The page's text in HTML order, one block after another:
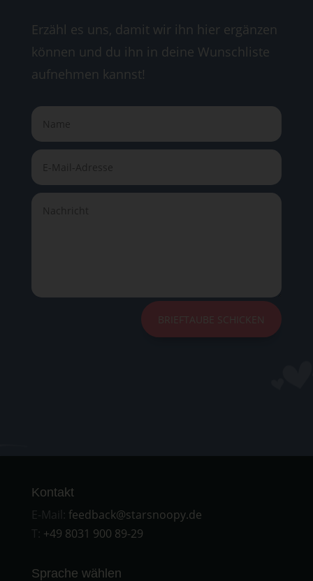
Erzähl es uns, damit wir ihn hier ergänzen
können und du ihn in deine Wunschliste
aufnehmen kannst!
BRIEFTAUBE SCHICKEN
Kontakt
E-Mail: feedback@starsnoopy.de
T: +49 8031 900 89-29
Sprache wählen